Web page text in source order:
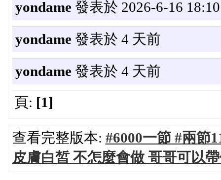
yondame發表於 2026-6-16
yondame發表於 4 天前
yondame發表於 4 天前
頁: [1]
查看完整版本: #6000一節 #兩節
皮膚白皙 不怎麼會做 哥哥可以